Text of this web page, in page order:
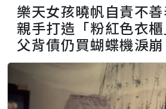
樂天女孩曉帆自責不
親手打造「粉紅色衣
父背債仍買蝴蝶機淚崩